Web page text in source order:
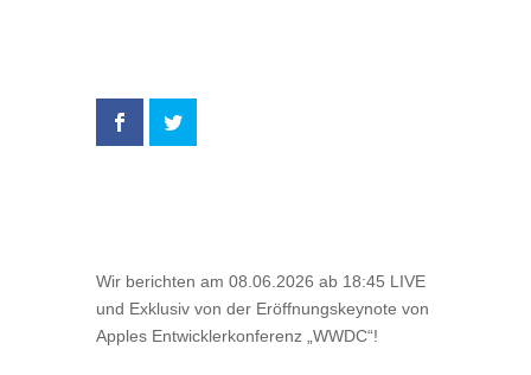
Wir berichten am 08.06.2026 ab 18:45 LIVE
und Exklusiv von der Eröffnungskeynote von
Apples Entwicklerkonferenz „WWDC“!